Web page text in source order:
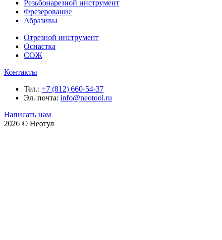
Резьбонарезной инструмент
Фрезерование
Абразивы
Отрезной инструмент
Оснастка
СОЖ
Контакты
Тел.: +7 (812) 660-54-37
Эл. почта: info@neotool.ru
Написать нам
2026 © Неотул